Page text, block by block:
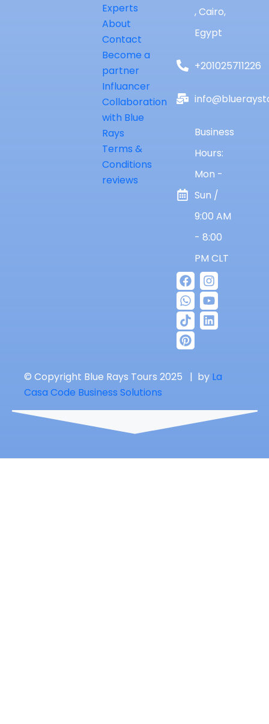
© Copyright Blue Rays Tours 2025 | by La
Casa Code Business Solutions
Experts
About
Contact
Become a
partner
Influancer
Collaboration
with Blue
Rays
Terms &
Conditions
reviews
, Cairo,
Egypt
+201025711226
Business
Hours:
Mon -
Sun /
9:00 AM
- 8:00
PM CLT